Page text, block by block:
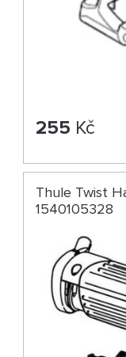
255 Kč
Thule Twist
1540105328